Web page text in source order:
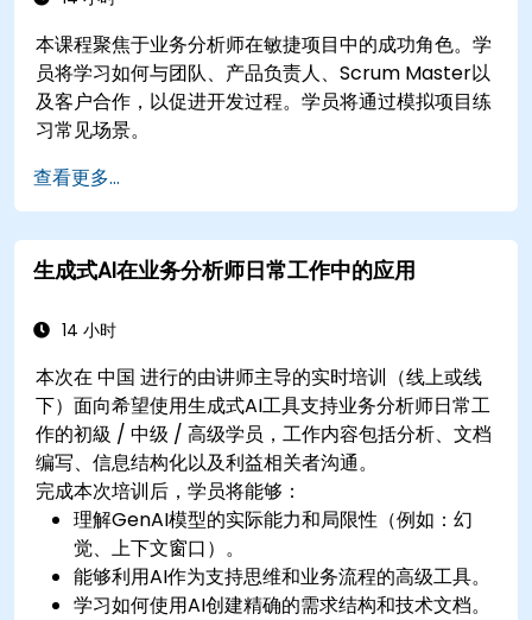
本课程聚焦于业务分析师在敏捷项目中的成功角色。学
员将学习如何与团队、产品负责人、Scrum Master以
及客户合作，以促进开发过程。学员将通过模拟项目练
习常见场景。
查看更多...
生成式AI在业务分析师日常工作中的应用
14 小时
本次在 中国 进行的由讲师主导的实时培训（线上或线
下）面向希望使用生成式AI工具支持业务分析师日常工
作的初級 / 中级 / 高级学员，工作内容包括分析、文档
编写、信息结构化以及利益相关者沟通。
完成本次培训后，学员将能够：
理解GenAI模型的实际能力和局限性（例如：幻
觉、上下文窗口）。
能够利用AI作为支持思维和业务流程的高级工具。
学习如何使用AI创建精确的需求结构和技术文档。